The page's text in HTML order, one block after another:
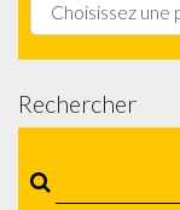
Rechercher